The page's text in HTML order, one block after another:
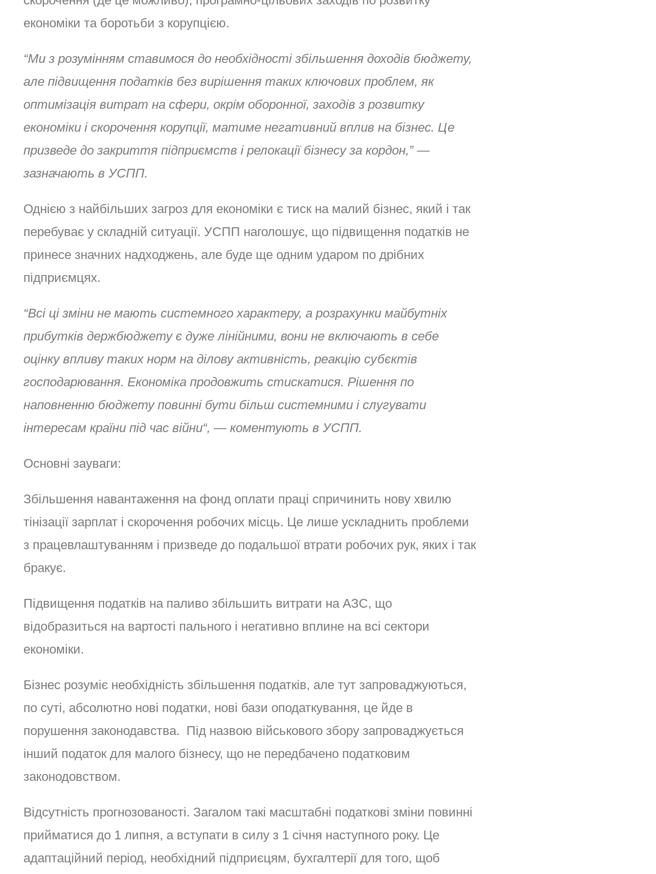
економіки та боротьби з корупцією.
“Ми з розумінням ставимося до необхідності збільшення доходів бюджету,
але підвищення податків без вирішення таких ключових проблем, як
оптимізація витрат на сфери, окрім оборонної, заходів з розвитку
економіки і скорочення корупції, матиме негативний вплив на бізнес. Це
призведе до закриття підприємств і релокації бізнесу за кордон,” —
зазначають в УСПП.
Однією з найбільших загроз для економіки є тиск на малий бізнес, який і так
перебуває у складній ситуації. УСПП наголошує, що підвищення податків не
принесе значних надходжень, але буде ще одним ударом по дрібних
підприємцях.
“Всі ці зміни не мають системного характеру, а розрахунки майбутніх
прибутків держбюджету є дуже лінійними, вони не включають в себе
оцінку впливу таких норм на ділову активність, реакцію субєктів
господарювання. Економіка продовжить стискатися. Рішення по
наповненню бюджету повинні бути більш системними і слугувати
інтересам країни під час війни“, — коментують в УСПП.
Основні зауваги:
Збільшення навантаження на фонд оплати праці спричинить нову хвилю
тінізації зарплат і скорочення робочих місць. Це лише ускладнить проблеми
з працевлаштуванням і призведе до подальшої втрати робочих рук, яких і так
бракує.
Підвищення податків на паливо збільшить витрати на АЗС, що
відобразиться на вартості пального і негативно вплине на всі сектори
економіки.
Бізнес розуміє необхідність збільшення податків, але тут запроваджуються,
по суті, абсолютно нові податки, нові бази оподаткування, це йде в
порушення законодавства. Під назвою військового збору запроваджується
інший податок для малого бізнесу, що не передбачено податковим
законодовством.
Відсутність прогнозованості. Загалом такі масштабні податкові зміни повинні
прийматися до 1 липня, а вступати в силу з 1 січня наступного року. Це
адаптаційний період, необхідний підприєцям, бухгалтерії для того, щоб